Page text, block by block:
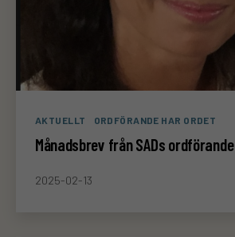
Kategorier
AKTUELLT ORDFÖRANDE HAR ORDET
Månadsbrev från SADs ordförande
2025-02-13